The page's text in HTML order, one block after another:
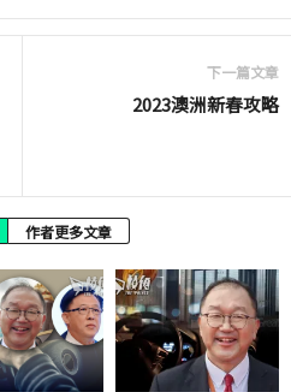
下一篇文章
2023澳洲新春攻略
作者更多文章